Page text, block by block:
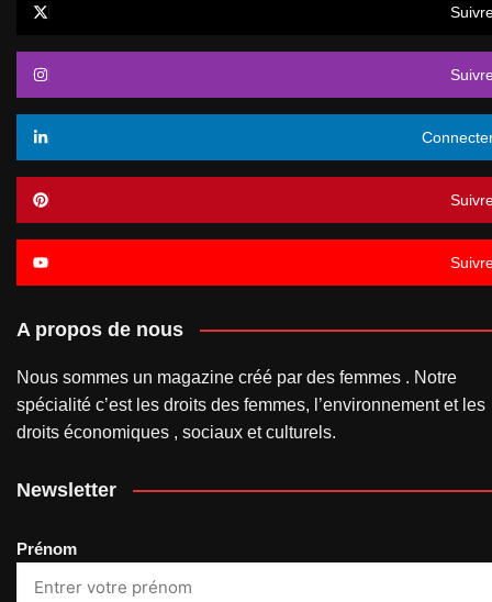
A propos de nous
Nous sommes un magazine créé par des femmes . Notre
spécialité c’est les droits des femmes, l’environnement et les
droits économiques , sociaux et culturels.
Newsletter
Prénom